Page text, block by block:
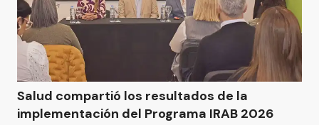
Salud compartió los resultados de la
implementación del Programa IRAB 2026